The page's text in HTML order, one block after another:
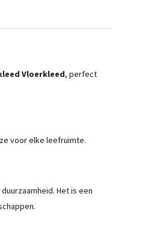
Vloerkleed, perfect
voor elke leefruimte.
Het is een